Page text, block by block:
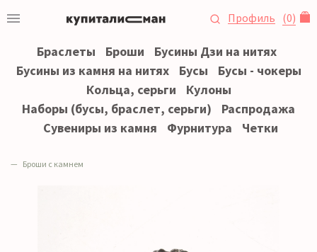
Профиль (0)
Браслеты Броши
Бусины Дзи на нитях
Бусины из камня на нитях
Бусы
Бусы - чокеры
Кольца, серьги
Кулоны
Наборы (бусы, браслет, серьги)
Распродажа
Сувениры из камня
Фурнитура Четки
Броши с камнем